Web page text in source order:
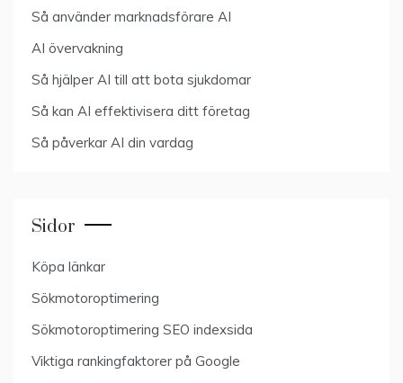
Så använder marknadsförare AI
AI övervakning
Så hjälper AI till att bota sjukdomar
Så kan AI effektivisera ditt företag
Så påverkar AI din vardag
Sidor
Köpa länkar
Sökmotoroptimering
Sökmotoroptimering SEO indexsida
Viktiga rankingfaktorer på Google